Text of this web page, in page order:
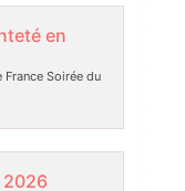
en
France Soirée du
2026